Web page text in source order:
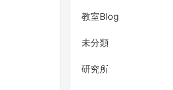
教室Blog
未分類
研究所